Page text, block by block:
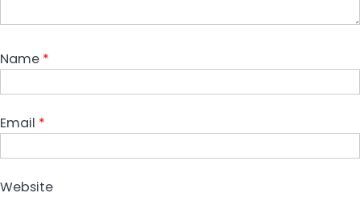
Name *
Email *
Website